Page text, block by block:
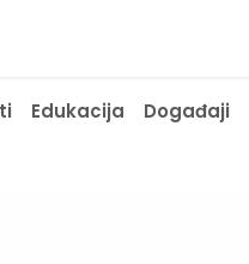
Edukacija
Događaji